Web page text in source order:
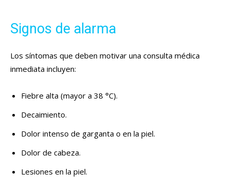
Signos de alarma
Los síntomas que deben motivar una consulta médica
inmediata incluyen:
Fiebre alta (mayor a 38 °C).
Decaimiento.
Dolor intenso de garganta o en la piel.
Dolor de cabeza.
Lesiones en la piel.